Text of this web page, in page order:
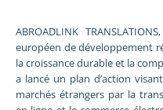
ABROADLINK
européen de développement
la croissance durable et la
a lancé un plan d’action
marchés étrangers par la